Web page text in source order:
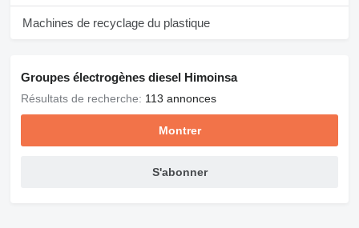
Machines de recyclage du plastique
Groupes électrogènes diesel Himoinsa
Résultats de recherche: 113 annonces
Montrer
S'abonner